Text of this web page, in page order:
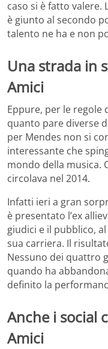
caso si è fatto valere.
è giunto al secondo
talento ne ha e non
Una strada in
Amici
Eppure, per le regole
quanto pare diverse
per Mendes non si
interessante che
mondo della musica.
circolava nel 2014.
Infatti ieri a gran
è presentato l’ex
giudici e il pubblico,
sua carriera. Il
Nessuno dei quattro
quando ha
definito la
Anche i social
Amici